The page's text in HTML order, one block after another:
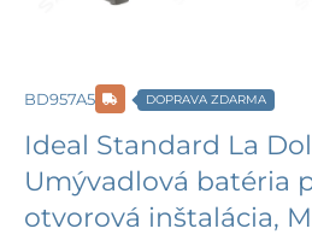
BD957A5 DOPRAVA ZDARMA
Ideal Standard La
Umývadlová batéria
otvorová inštalácia,